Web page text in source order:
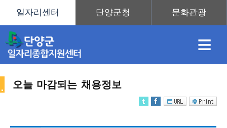
≡
오늘 마감되는 채용정보